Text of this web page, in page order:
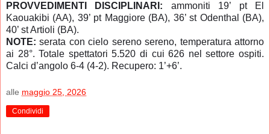
PROVVEDIMENTI DISCIPLINARI: ammoniti 19’ pt El
Kaouakibi (AA), 39’ pt Maggiore (BA), 36’ st Odenthal (BA),
40’ st Artioli (BA).
NOTE:serata con cielo sereno sereno, temperatura attorno
ai 28°. Totale spettatori 5.520 di cui 626 nel settore ospiti.
Calci d’angolo 6-4 (4-2). Recupero: 1’+6’.
alle maggio 25, 2026
Condividi